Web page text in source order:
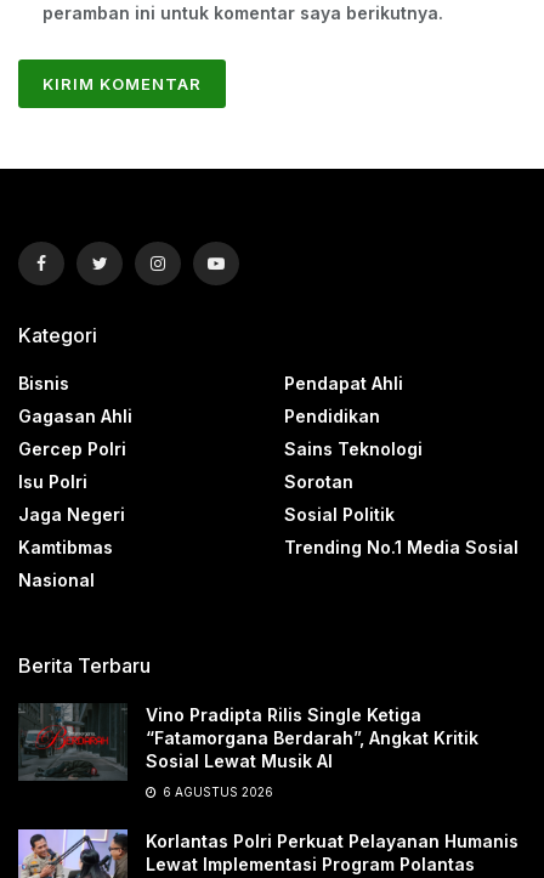
peramban ini untuk komentar saya berikutnya.
Kategori
Bisnis
Gagasan Ahli
Gercep Polri
Isu Polri
Jaga Negeri
Kamtibmas
Nasional
Pendapat Ahli
Pendidikan
Sains Teknologi
Sorotan
Sosial Politik
Trending No.1 Media Sosial
Berita Terbaru
Vino Pradipta Rilis Single Ketiga
“Fatamorgana Berdarah”, Angkat Kritik
Sosial Lewat Musik AI
6 AGUSTUS 2026
Korlantas Polri Perkuat Pelayanan Humanis
Lewat Implementasi Program Polantas